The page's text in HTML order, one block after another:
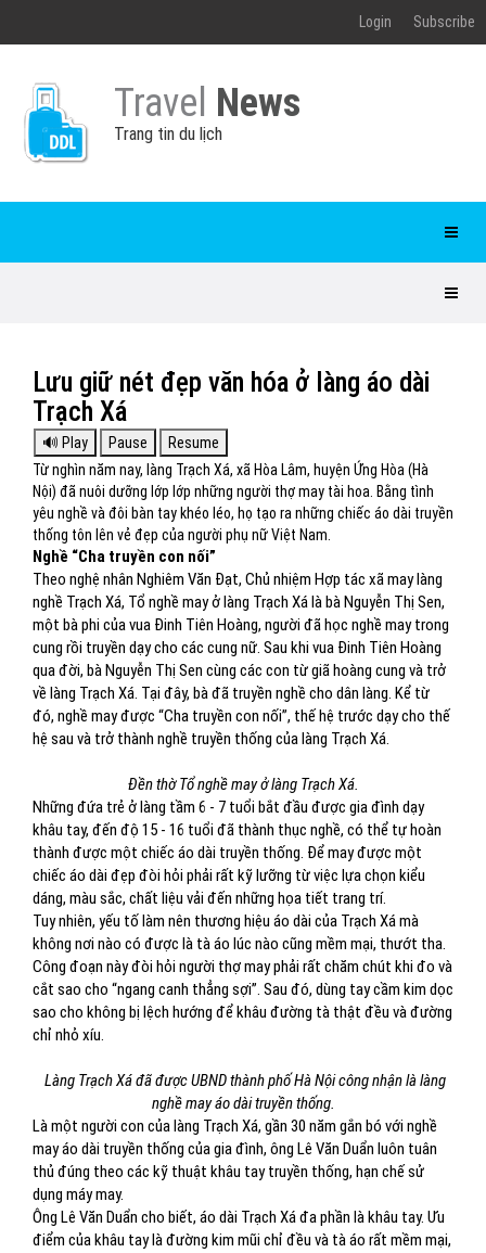
Login Subscribe
Travel News
Trang tin du lịch
Lưu giữ nét đẹp văn hóa ở làng áo dài
Trạch Xá
Từ nghìn năm nay, làng Trạch Xá, xã Hòa Lâm, huyện Ứng Hòa (Hà
Nội) đã nuôi dưỡng lớp lớp những người thợ may tài hoa. Bằng tình
yêu nghề và đôi bàn tay khéo léo, họ tạo ra những chiếc áo dài truyền
thống tôn lên vẻ đẹp của người phụ nữ Việt Nam.
Nghề “Cha truyền con nối”
Theo nghệ nhân Nghiêm Văn Đạt, Chủ nhiệm Hợp tác xã may làng
nghề Trạch Xá, Tổ nghề may ở làng Trạch Xá là bà Nguyễn Thị Sen,
một bà phi của vua Đinh Tiên Hoàng, người đã học nghề may trong
cung rồi truyền dạy cho các cung nữ. Sau khi vua Đinh Tiên Hoàng
qua đời, bà Nguyễn Thị Sen cùng các con từ giã hoàng cung và trở
về làng Trạch Xá. Tại đây, bà đã truyền nghề cho dân làng. Kể từ
đó, nghề may được “Cha truyền con nối”, thế hệ trước dạy cho thế
hệ sau và trở thành nghề truyền thống của làng Trạch Xá.
Đền thờ Tổ nghề may ở làng Trạch Xá.
Những đứa trẻ ở làng tầm 6 - 7 tuổi bắt đầu được gia đình dạy
khâu tay, đến độ 15 - 16 tuổi đã thành thục nghề, có thể tự hoàn
thành được một chiếc áo dài truyền thống. Để may được một
chiếc áo dài đẹp đòi hỏi phải rất kỹ lưỡng từ việc lựa chọn kiểu
dáng, màu sắc, chất liệu vải đến những họa tiết trang trí.
Tuy nhiên, yếu tố làm nên thương hiệu áo dài của Trạch Xá mà
không nơi nào có được là tà áo lúc nào cũng mềm mại, thướt tha.
Công đoạn này đòi hỏi người thợ may phải rất chăm chút khi đo và
cắt sao cho “ngang canh thẳng sợi”. Sau đó, dùng tay cầm kim dọc
sao cho không bị lệch hướng để khâu đường tà thật đều và đường
chỉ nhỏ xíu.
Làng Trạch Xá đã được UBND thành phố Hà Nội công nhận là làng
nghề may áo dài truyền thống.
Là một người con của làng Trạch Xá, gần 30 năm gắn bó với nghề
may áo dài truyền thống của gia đình, ông Lê Văn Duẩn luôn tuân
thủ đúng theo các kỹ thuật khâu tay truyền thống, hạn chế sử
dụng máy may.
Ông Lê Văn Duẩn cho biết, áo dài Trạch Xá đa phần là khâu tay. Ưu
điểm của khâu tay là đường kim mũi chỉ đều và tà áo rất mềm mại,